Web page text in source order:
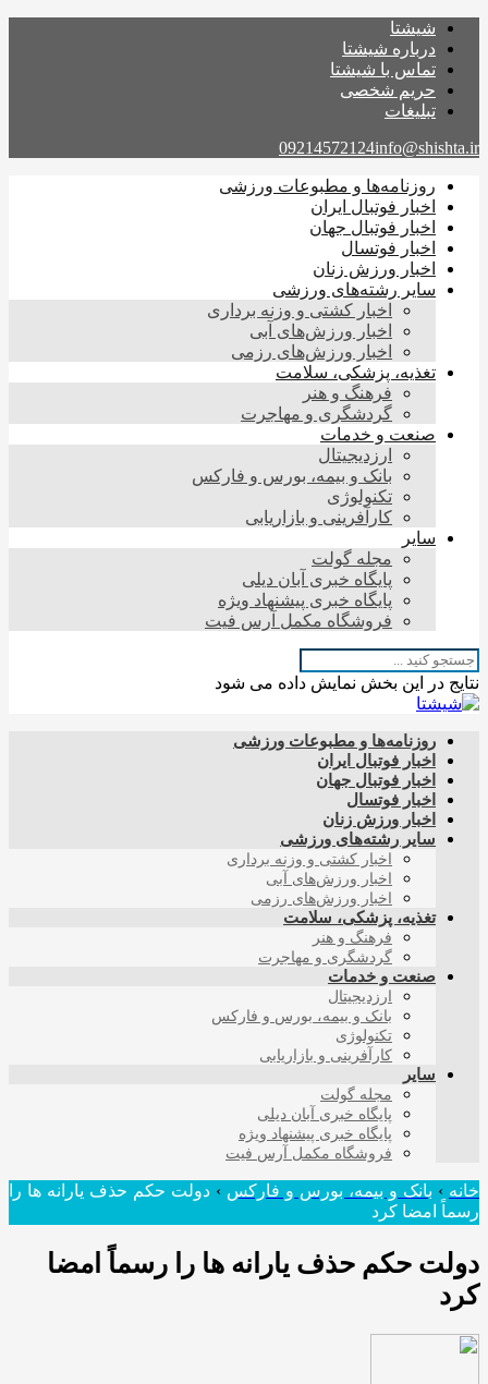
شیشتا
درباره شیشتا
تماس با شیشتا
حریم شخصی
تبلیغات
09214572124info@shishta.ir
روزنامه‌ها و مطبوعات ورزشی
اخبار فوتبال ایران
اخبار فوتبال جهان
اخبار فوتسال
اخبار ورزش زنان
سایر رشته‌های ورزشی
اخبار کشتی و وزنه برداری
اخبار ورزش‌های آبی
اخبار ورزش‌های رزمی
تغذیه، پزشکی، سلامت
فرهنگ و هنر
گردشگری و مهاجرت
صنعت و خدمات
ارزدیجیتال
بانک و بیمه، بورس و فارکس
تکنولوژی
کارآفرینی و بازاریابی
سایر
مجله گولت
پایگاه خبری آبان دیلی
پایگاه خبری پیشنهاد ویژه
فروشگاه مکمل آرس فیت
نتایج در این بخش نمایش داده می شود
روزنامه‌ها و مطبوعات ورزشی
اخبار فوتبال ایران
اخبار فوتبال جهان
اخبار فوتسال
اخبار ورزش زنان
سایر رشته‌های ورزشی
اخبار کشتی و وزنه برداری
اخبار ورزش‌های آبی
اخبار ورزش‌های رزمی
تغذیه، پزشکی، سلامت
فرهنگ و هنر
گردشگری و مهاجرت
صنعت و خدمات
ارزدیجیتال
بانک و بیمه، بورس و فارکس
تکنولوژی
کارآفرینی و بازاریابی
سایر
مجله گولت
پایگاه خبری آبان دیلی
پایگاه خبری پیشنهاد ویژه
فروشگاه مکمل آرس فیت
خانه › بانک و بیمه، بورس و فارکس › دولت حکم حذف یارانه ها را
رسماً امضا کرد
دولت حکم حذف یارانه ها را رسماً امضا
کرد